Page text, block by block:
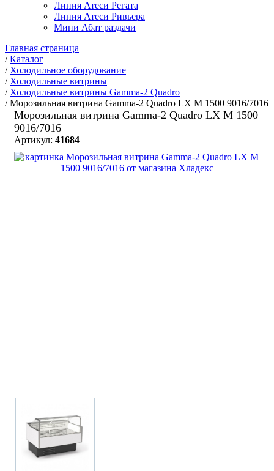
Линия Атеси Регата
Линия Атеси Ривьера
Мини Абат раздачи
Главная страница
/Каталог
/ Холодильное оборудование
/ Холодильные витрины
/ Холодильные витрины Gamma-2 Quadro
/Морозильная витрина Gamma-2 Quadro LX М 1500 9016/7016
Морозильная витрина Gamma-2 Quadro LX М 1500
9016/7016
Артикул: 41684